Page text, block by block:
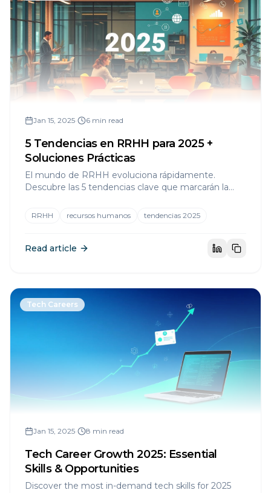
Jan 15, 2025 6 min read
5 Tendencias en RRHH para 2025 +
Soluciones Prácticas
El mundo de RRHH evoluciona rápidamente.
Descubre las 5 tendencias clave que marcarán la
en 2025.
RRHH recursos humanos tendencias 2025
Read article
Tech Careers
Jan 15, 2025 8 min read
Tech Career Growth 2025: Essential
Skills & Opportunities
Discover the most in-demand tech skills for 2025